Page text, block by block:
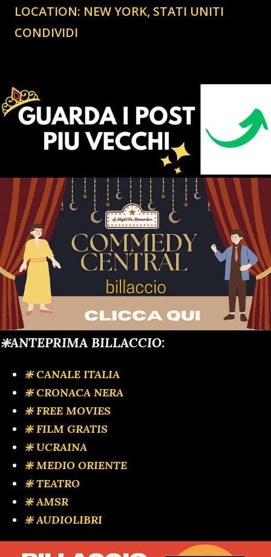
LOCATION: NEW YORK, STATI UNITI
CONDIVIDI
❇️ANTEPRIMA BILLACCIO:
❇️ CANALE ITALIA
❇️ CRONACA NERA
❇️ FREE MOVIES
❇️ FILM GRATIS
❇️ UCRAINA
❇️ MEDIO ORIENTE
❇️ TEATRO
❇️ AMSR
❇️ AUDIOLIBRI